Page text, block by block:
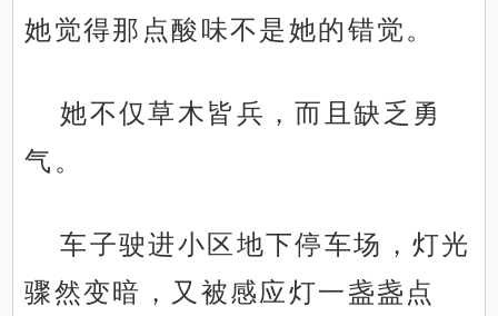
她觉得那点酸味不是她的错觉。
她不仅草木皆兵，而且缺乏勇
气。
车子驶进小区地下停车场，灯光
骤然变暗，又被感应灯一盏盏点